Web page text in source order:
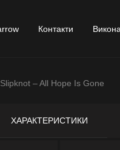
Контакти
Slipknot – All Hope Is Gone
ХАРАКТЕРИСТИКИ